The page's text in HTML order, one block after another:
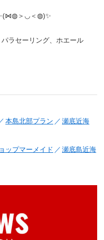
＞◡＜◍)✨
ラセーリング、ホエール
本島北部プラン 瀬底近海
ップマーメイド
瀬底島近海